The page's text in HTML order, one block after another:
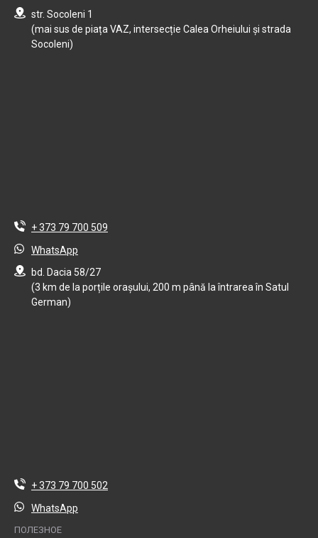
str. Socoleni 1
(mai sus de piața VAZ, intersecție Calea Orheiului și strada
Socoleni)
+ 373 79 700 509
WhatsApp
bd. Dacia 58/27
(3 km de la porțile orașului, 200 m până la întrarea în Satul
German)
+ 373 79 700 502
WhatsApp
ПОЛЕЗНОЕ